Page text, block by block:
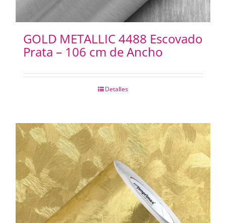
GOLD METALLIC 4488 Escovado
Prata – 106 cm de Ancho
Detalles